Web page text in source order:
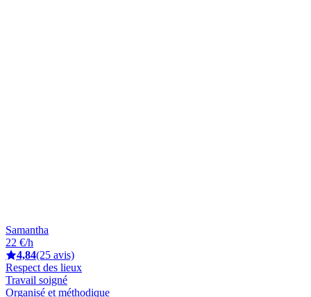
Samantha
22 €/h
4,84(25 avis)
Respect des lieux
Travail soigné
Organisé et méthodique